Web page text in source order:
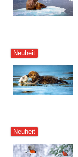
Neuheit
Neuheit